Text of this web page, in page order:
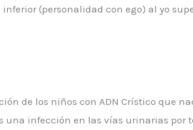
(personalidad con ego) al yo
de los niños con ADN Crístico que
una infección en las vías urinarias por